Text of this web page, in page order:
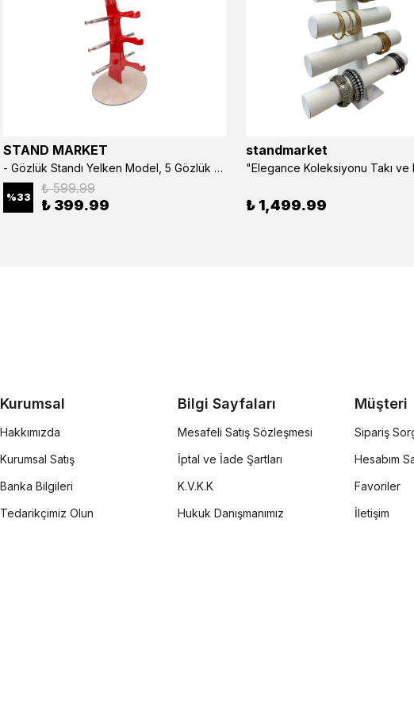
STAND MARKET
- Gözlük Standı Yelken Model, 5 Gözlük Kapasiteli Standı Kırmızı
%33
₺ 599.99
₺ 399.99
standmarket
₺ 1,499.99
Kurumsal
Hakkımızda
Kurumsal Satış
Banka Bilgileri
Tedarikçimiz Olun
Bilgi Sayfaları
Mesafeli Satış Sözleşmesi
İptal ve İade Şartları
K.V.K.K
Hukuk Danışmanımız
Müşteri
Sipariş
Hesabım
Favoriler
İletişim